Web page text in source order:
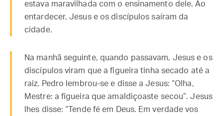
estava maravilhada com o ensinamento dele. Ao
entardecer, Jesus e os discípulos saíram da
cidade.
Na manhã seguinte, quando passavam, Jesus e os
discípulos viram que a figueira tinha secado até a
raiz. Pedro lembrou-se e disse a Jesus: “Olha,
Mestre: a figueira que amaldiçoaste secou”. Jesus
lhes disse: “Tende fé em Deus. Em verdade vos